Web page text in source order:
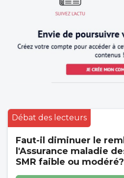
Débat des lecteurs
Faut-il diminuer le
l'Assurance maladie
SMR faible ou modéré?